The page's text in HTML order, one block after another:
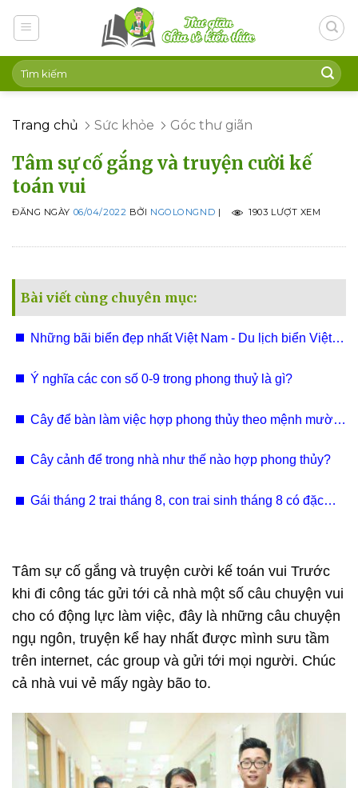
Trang chủ Sức khỏe Góc thư giãn
Tâm sự cố gắng và truyện cười kế
toán vui
ĐĂNG NGÀY 06/04/2022 BỞI NGOLONGND | 1903 LƯỢT XEM
Bài viết cùng chuyên mục:
Những bãi biển đẹp nhất Việt Nam - Du lịch biển Việt
Ý nghĩa các con số 0-9 trong phong thuỷ là gì?
Cây để bàn làm việc hợp phong thủy theo mệnh mười
Cây cảnh để trong nhà như thế nào hợp phong thủy?
Gái tháng 2 trai tháng 8, con trai sinh tháng 8 có đặc
Tâm sự cố gắng và truyện cười kế toán vui Trước
khi đi công tác gửi tới cả nhà một số câu chuyện vui
cho có động lực làm việc, đây là những câu chuyện
ngụ ngôn, truyện kể hay nhất được mình sưu tầm
trên internet, các group và gửi tới mọi người. Chúc
cả nhà vui vẻ mấy ngày bão to.